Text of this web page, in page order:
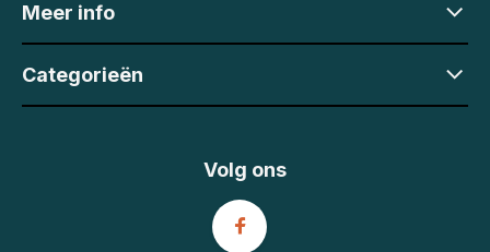
Meer info
Categorieën
Volg ons